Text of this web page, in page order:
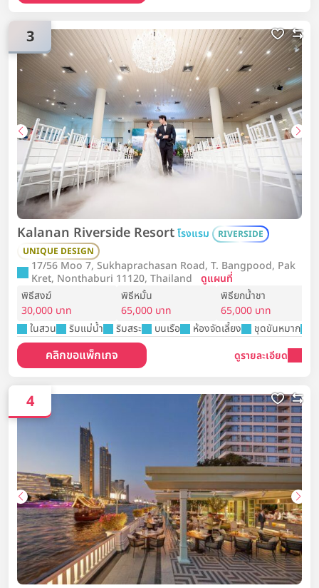
3
Kalanan Riverside Resortโรงแรม
RIVERSIDE
UNIQUE DESIGN
17/56 Moo 7, Sukhaprachasan Road, T. Bangpood, Pak
Kret, Nonthaburi 11120, Thailand ดูแผนที่
พิธีสงฆ์
30,000 บาท
พิธีหมั้น
65,000 บาท
พิธียกน้ำชา
65,000 บาท
ในสวน
ริมแม่น้ำ ริมสระ บนเรือ ห้องจัดเลี้ยง ชุดขันหมาก
คลิกขอแพ็กเกจ ดูรายละเอียด
4